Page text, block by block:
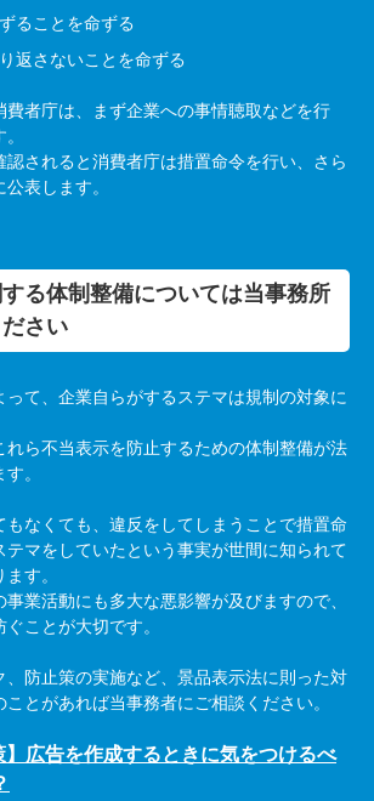
ることを命ずる
返さないことを命ずる
費者庁は、まず企業への事情聴取などを行
認されると消費者庁は措置命令を行い、さら
表します。
る体制整備については当事務所
さい
って、企業自らがするステマは規制の対象に
れら不当表示を防止するための体制整備が法
。
もなくても、違反をしてしまうことで措置命
テマをしていたという事実が世間に知られて
す。
業活動にも多大な悪影響が及びますので、
ことが大切です。
、防止策の実施など、景品表示法に則った対
とがあれば当事務者にご相談ください。
広告を作成するときに気をつけるべ